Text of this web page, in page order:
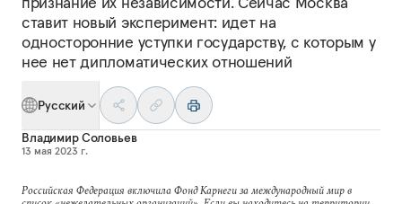
ставит новый эксперимент: идет на
односторонние уступки государству, с которым у
нее нет дипломатических отношений
Русский
Владимир Соловьев
13 мая 2023 г.
Российская Федерация включила Фонд Карнеги за международный мир в